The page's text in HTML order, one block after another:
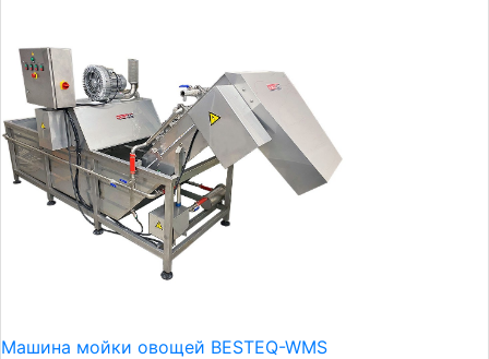
Машина мойки овощей BESTEQ-WMS